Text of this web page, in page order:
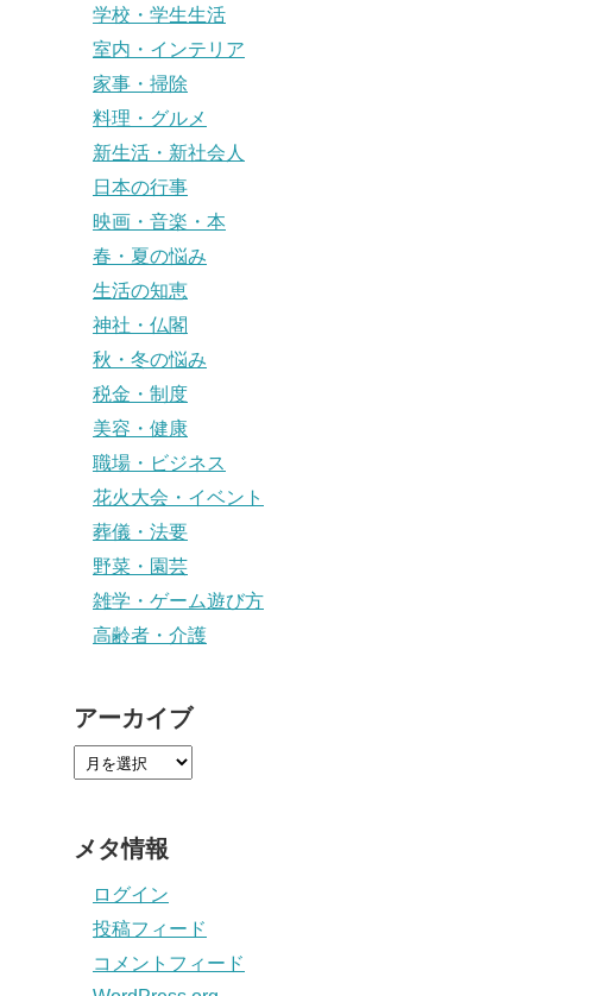
学校・学生生活
室内・インテリア
家事・掃除
料理・グルメ
新生活・新社会人
日本の行事
映画・音楽・本
春・夏の悩み
生活の知恵
神社・仏閣
秋・冬の悩み
税金・制度
美容・健康
職場・ビジネス
花火大会・イベント
葬儀・法要
野菜・園芸
雑学・ゲーム遊び方
高齢者・介護
アーカイブ
メタ情報
ログイン
投稿フィード
コメントフィード